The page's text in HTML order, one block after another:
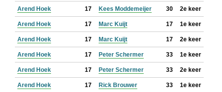
Arend Hoek 17 Kees Moddemeijer 30 2e keer
Arend Hoek 17 Marc Kuijt 17 1e keer
Arend Hoek 17 Marc Kuijt 17 2e keer
Arend Hoek 17 Peter Schermer 33 1e keer
Arend Hoek 17 Peter Schermer 33 2e keer
Arend Hoek 17 Rick Brouwer 33 1e keer